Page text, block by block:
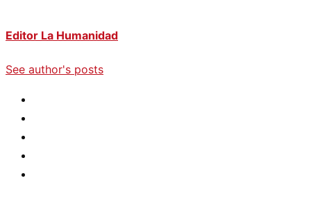
Editor La Humanidad
See author's posts